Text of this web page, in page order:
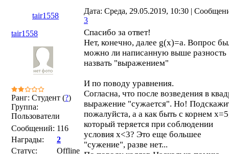
tair1558
Дата: Среда, 29.05.2019, 10:30 |
3
tair1558
Ранг: Студент (?)
Группа:
Пользователи
Сообщений: 116
Награды:
2
Статус:
Offline
Спасибо за ответ!
Нет, конечно, далее g(x)=a. Вопрос
можно ли написанную выше разность
назвать "выражением"
И по поводу уравнения.
Согласна, что после возведения в
выражение "сужается". Но!
пожалуйста, а а как быть с корнем
который теряется при соблюдении
условия x<3? Это еще большее
"сужение", разве нет...